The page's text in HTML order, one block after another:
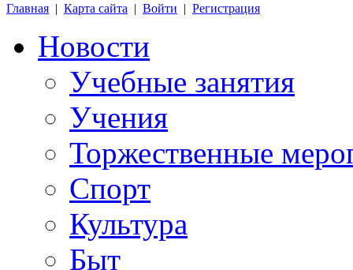
Главная | Карта сайта | Войти | Регистрация
Новости
Учебные занятия
Учения
Торжественные
Спорт
Культура
Быт